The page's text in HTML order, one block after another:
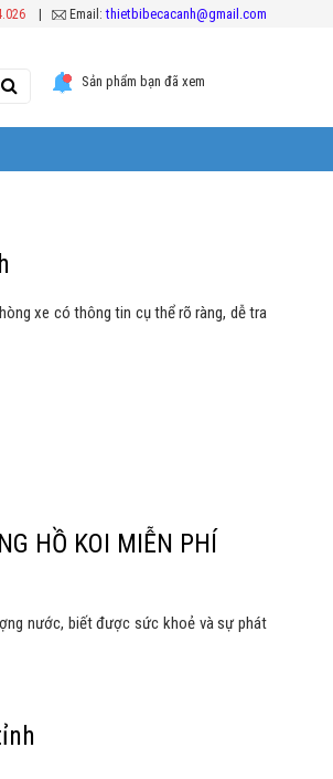
Email:thietbibecacanh@gmail.com
Sản phẩm bạn đã xem
xe có thông tin cụ thể rõ ràng, dễ tra
HỒ KOI MIỄN PHÍ
nước, biết được sức khoẻ và sự phát